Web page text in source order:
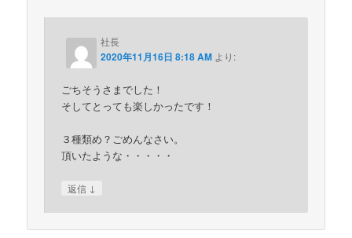
社長
2020年11月16日 8:18 AM より:
ごちそうさまでした！
そしてとっても楽しかったです！
３種類め？ごめんなさい。
頂いたような・・・・・
返信 ↓